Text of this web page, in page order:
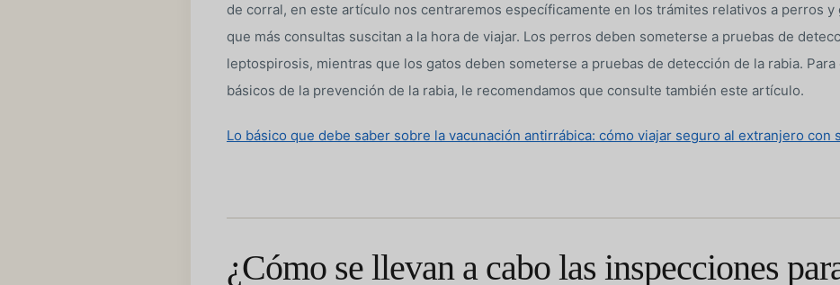
de corral, en este artículo nos centraremos específicamente en los trámites relativos a perros y
que más consultas suscitan a la hora de viajar. Los perros deben someterse a pruebas de
leptospirosis, mientras que los gatos deben someterse a pruebas de detección de la rabia.
básicos de la prevención de la rabia, le recomendamos que consulte también este artículo.
Lo básico que debe saber sobre la vacunación antirrábica: cómo viajar seguro al extranjero con
¿Cómo se llevan a cabo las inspecciones